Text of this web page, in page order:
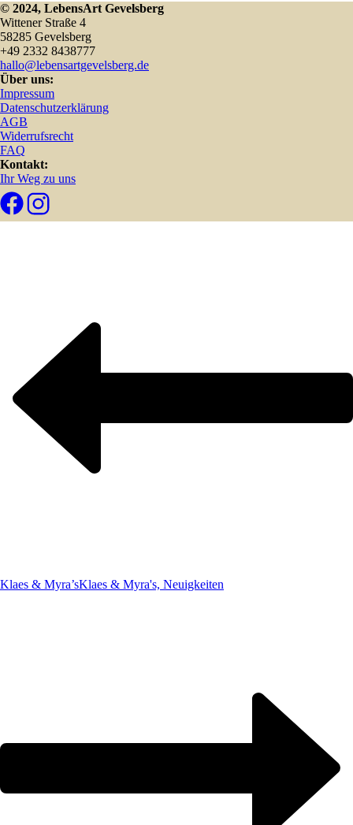
© 2024, LebensArt Gevelsberg
Wittener Straße 4
58285 Gevelsberg
+49 2332 8438777
hallo@lebensartgevelsberg.de
Über uns:
Impressum
Datenschutzerklärung
AGB
Widerrufsrecht
FAQ
Kontakt:
Ihr Weg zu uns
Klaes & Myra’sKlaes & Myra's, Neuigkeiten